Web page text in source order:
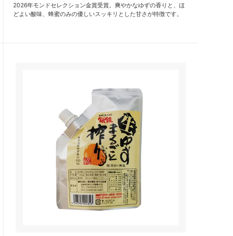
2026年モンドセレクション金賞受賞。爽やかなゆずの香りと、ほ
どよい酸味、蜂蜜のみの優しいスッキリとした甘さが特徴です。